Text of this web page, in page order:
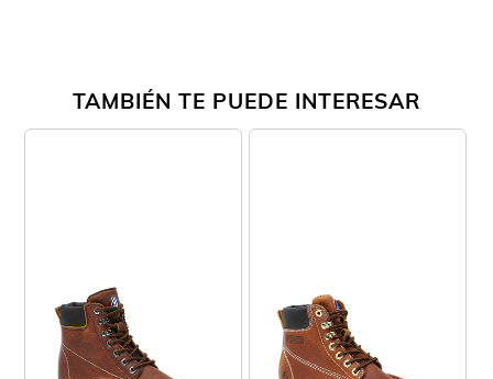
TAMBIÉN TE PUEDE INTERESAR